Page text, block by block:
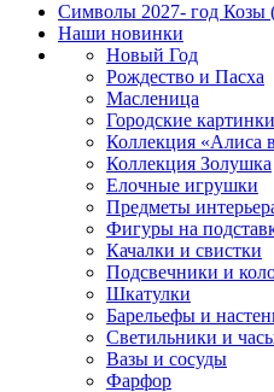
Символы 2027- год
Наши новинки
Новый Год
Рождество и Пасха
Масленица
Городские картинки
Коллекция «Алиса
Коллекция Золушка
Елочные игрушки
Предметы
Фигуры на
Качалки и свистки
Подсвечники и
Шкатулки
Барельефы и
Светильники и
Вазы и сосуды
Фарфор